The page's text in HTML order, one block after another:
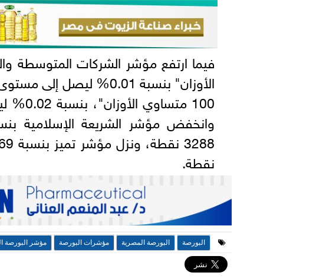
نقطة.
البورصة البورصة المصرية مؤشرات البورصة مؤشر البورصة